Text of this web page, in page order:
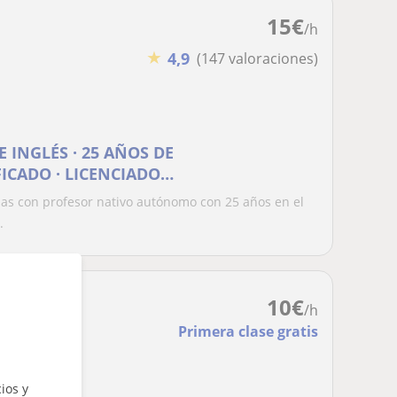
y
15€/h
★ 4,9 (147 valoraciones)
· 25 AÑOS DE
· LICENCIADO
TOEFL
con profesor nativo autónomo con 25 años en el
10€/h
Primera clase gratis